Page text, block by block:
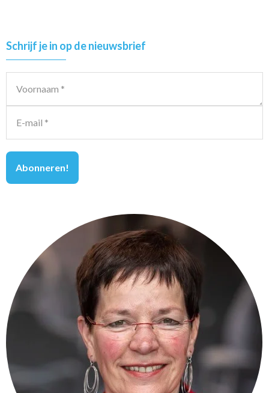
Primary
Sidebar
Schrijf je in op de nieuwsbrief